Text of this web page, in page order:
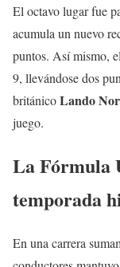
El octavo lugar fue
acumula un nuevo
puntos. Así mismo,
9, llevándose dos
británicoLando
juego.
La Fórmula
temporada
En una carrera